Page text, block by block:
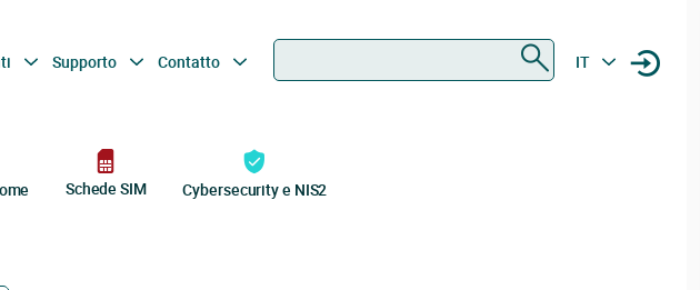
Supporto Contatto IT
Schede SIM Cybersecurity e NIS2